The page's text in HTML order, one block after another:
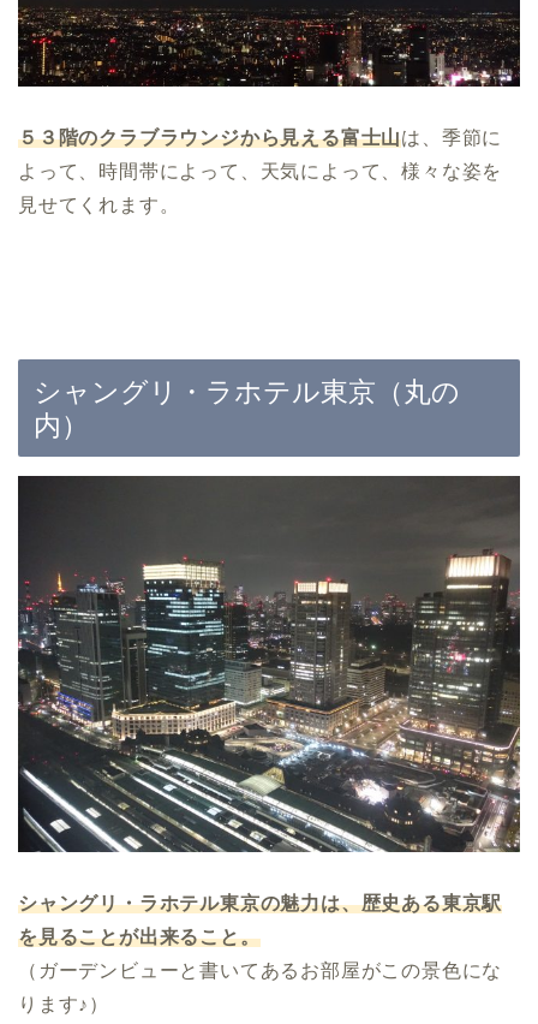
５３階のクラブラウンジから見える富士山は、季節に
よって、時間帯によって、天気によって、様々な姿を
見せてくれます。
シャングリ・ラホテル東京（丸の
内）
シャングリ・ラホテル東京の魅力は、歴史ある東京駅
を見ることが出来ること。
（ガーデンビューと書いてあるお部屋がこの景色にな
ります♪）